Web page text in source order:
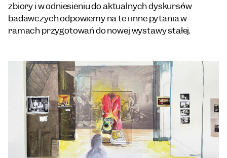
zbiory i w odniesieniu do aktualnych dyskursów
badawczych odpowiemy na te i inne pytania w
ramach przygotowań do nowej wystawy stałej.